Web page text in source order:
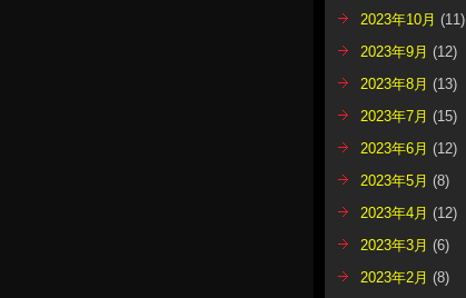
2023年10月 (11)
2023年9月 (12)
2023年8月 (13)
2023年7月 (15)
2023年6月 (12)
2023年5月 (8)
2023年4月 (12)
2023年3月 (6)
2023年2月 (8)